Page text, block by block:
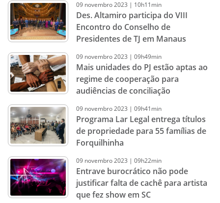
09 novembro2023 | 10h11min
Des. Altamiro participa do VIII
Encontro do Conselho de
Presidentes de TJ em Manaus
09 novembro2023 | 09h49min
Mais unidades do PJ estão aptas ao
regime de cooperação para
audiências de conciliação
09 novembro2023 | 09h41min
Programa Lar Legal entrega títulos
de propriedade para 55 famílias de
Forquilhinha
09 novembro2023 | 09h22min
Entrave burocrático não pode
justificar falta de cachê para artista
que fez show em SC